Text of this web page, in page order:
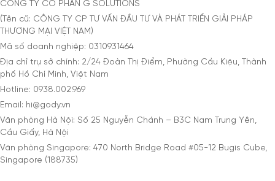
CÔNG TY CỔ PHẦN G SOLUTIONS
(Tên cũ: CÔNG TY CP TƯ VẤN ĐẦU TƯ VÀ PHÁT TRIỂN GIẢI PHÁP
THƯƠNG MẠI VIỆT NAM)
Mã số doanh nghiệp: 0310931464
Địa chỉ trụ sở chính: 2/24 Đoàn Thị Điểm, Phường Cầu Kiệu, Thành
phố Hồ Chí Minh, Việt Nam
Hotline: 0938.002.969
Email: hi@gody.vn
Văn phòng Hà Nội: Số 25 Nguyễn Chánh – B3C Nam Trung Yên,
Cầu Giấy, Hà Nội
Văn phòng Singapore: 470 North Bridge Road #05-12 Bugis Cube,
Singapore (188735)